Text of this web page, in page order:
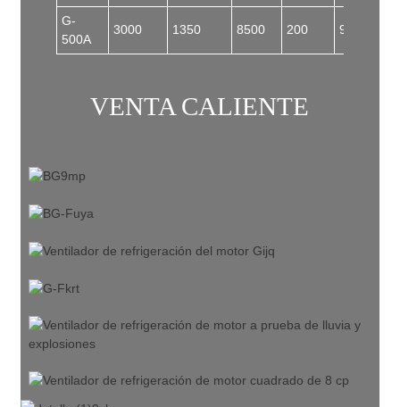
G-
500A
3000 1350 8500 200 93
VENTA CALIENTE